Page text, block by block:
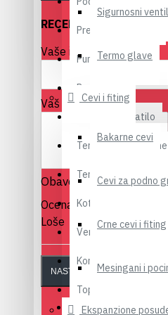
Pretvarači napona
Pumpe
Radijatori
Sušači za kupatilo
Termometri
Termostati senzori
Kotlovi
Ventili
Kontrolni sat za gas
Toplotne pumpe
Sigurnosni
Termo glave
Cevi i fiting
Bakarne cevi
Cevi za podno
Crne cevi i fiting
Mesingani i
Ekspanzione
RECENZIJA PROIZVODA
Vaše ime
Vaš komentar
Obaveštenje:HTML nije
Ocena
Loše
NASTAVI